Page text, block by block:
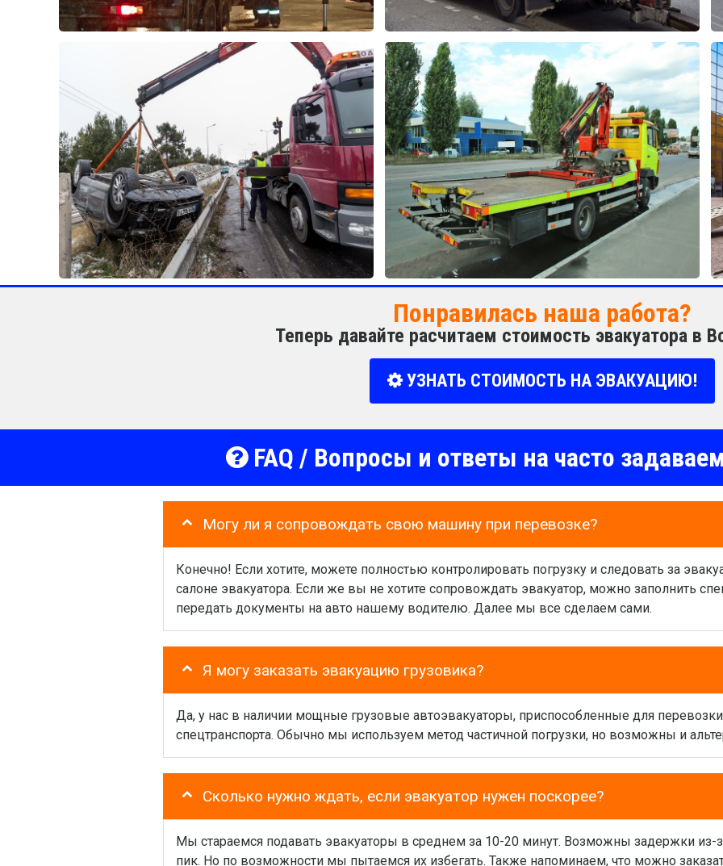
Понравилась наша работа?
Теперь давайте расчитаем стоимость эвакуатора в
УЗНАТЬ СТОИМОСТЬ НА ЭВАКУАЦИЮ!
FAQ / Вопросы и ответы на часто
Могу ли я сопровождать свою машину при перевозке?
Конечно! Если хотите, можете полностью контролировать погрузку и следовать за
салоне эвакуатора. Если же вы не хотите сопровождать эвакуатор, можно заполнить
передать документы на авто нашему водителю. Далее мы все сделаем сами.
Я могу заказать эвакуацию грузовика?
Да, у нас в наличии мощные грузовые автоэвакуаторы, приспособленные для
спецтранспорта. Обычно мы используем метод частичной погрузки, но возможны и
Сколько нужно ждать, если эвакуатор нужен поскорее?
Мы стараемся подавать эвакуаторы в среднем за 10-20 минут. Возможны задержки из-
пик. Но по возможности мы пытаемся их избегать. Также напоминаем, что можно